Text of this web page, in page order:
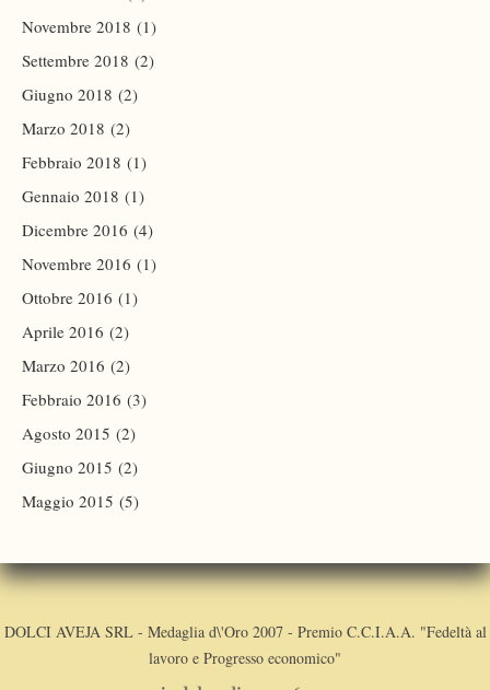
Novembre 2018 (1)
Settembre 2018 (2)
Giugno 2018 (2)
Marzo 2018 (2)
Febbraio 2018 (1)
Gennaio 2018 (1)
Dicembre 2016 (4)
Novembre 2016 (1)
Ottobre 2016 (1)
Aprile 2016 (2)
Marzo 2016 (2)
Febbraio 2016 (3)
Agosto 2015 (2)
Giugno 2015 (2)
Maggio 2015 (5)
DOLCI AVEJA SRL - Medaglia d\'Oro 2007 - Premio C.C.I.A.A. "Fedeltà al
lavoro e Progresso economico"